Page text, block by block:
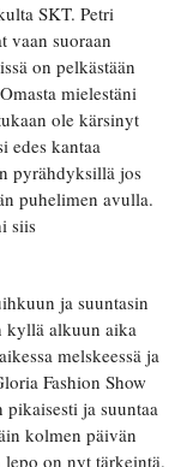
SKT. Petri
vaan suoraan
on pelkästään
mielestäni
ole kärsinyt
edes kantaa
pyrähdyksillä jos
puhelimen avulla.
siis
ja suuntasin
kyllä alkuun aika
melskeessä ja
Fashion Show
ja suuntaa
kolmen päivän
on nyt tärkeintä.